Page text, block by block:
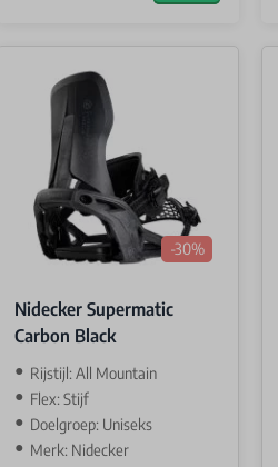
-30%
Nidecker Supermatic
Carbon Black
Rijstijl: All Mountain
Flex: Stijf
Doelgroep: Uniseks
Merk: Nidecker